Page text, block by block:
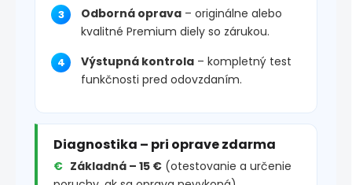
Odborná oprava – originálne alebo
kvalitné Premium diely so zárukou.
Výstupná kontrola – kompletný test
funkčnosti pred odovzdaním.
Diagnostika – pri oprave zdarma
Základná – 15 € (otestovanie a určenie